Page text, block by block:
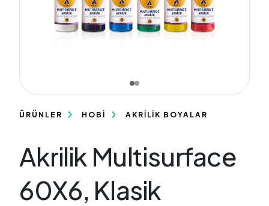
ÜRÜNLER HOBİ AKRİLİK BOYALAR
Akrilik Multisurface
60X6, Klasik